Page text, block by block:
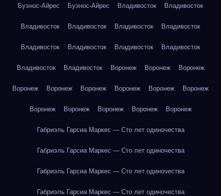
Буэнос-Айрес Буэнос-Айрес Владивосток Владивосток
Владивосток Владивосток Владивосток Владивосток
Владивосток Владивосток Владивосток Владивосток
Владивосток Владивосток Воронеж Воронеж Воронеж
Воронеж Воронеж Воронеж Воронеж Воронеж Воронеж
Воронеж Воронеж Воронеж Воронеж Воронеж
Габриэль Гарсиа Маркес — Сто лет одиночества
Габриэль Гарсиа Маркес — Сто лет одиночества
Габриэль Гарсиа Маркес — Сто лет одиночества
Габриэль Гарсиа Маркес — Сто лет одиночества